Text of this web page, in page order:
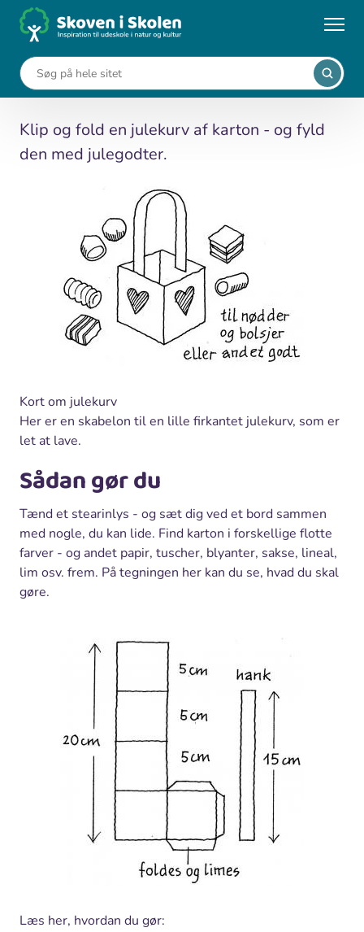
... Aktiviteter Julekurv af karton
Julekurv af karton
Klip og fold en julekurv af karton - og fyld
den med julegodter.
Kort om julekurv
Her er en skabelon til en lille firkantet julekurv, som er
let at lave.
Sådan gør du
Tænd et stearinlys - og sæt dig ved et bord sammen
med nogle, du kan lide. Find karton i forskellige flotte
farver - og andet papir, tuscher, blyanter, sakse, lineal,
lim osv. frem. På tegningen her kan du se, hvad du skal
gøre.
Læs her, hvordan du gør: